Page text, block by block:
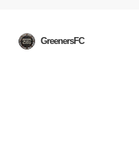
GreenersFC